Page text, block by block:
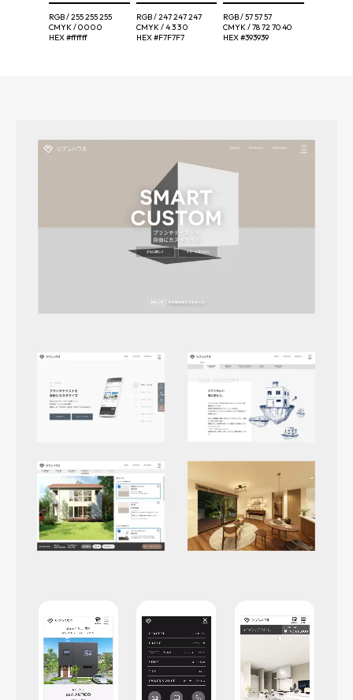
RGB /255 255 255
CMYK /0 0 0 0
HEX#ffffff
RGB /247 247 247
CMYK /4 3 3 0
HEX#F7F7F7
RGB /57 57 57
CMYK /78 72 70 40
HEX#393939